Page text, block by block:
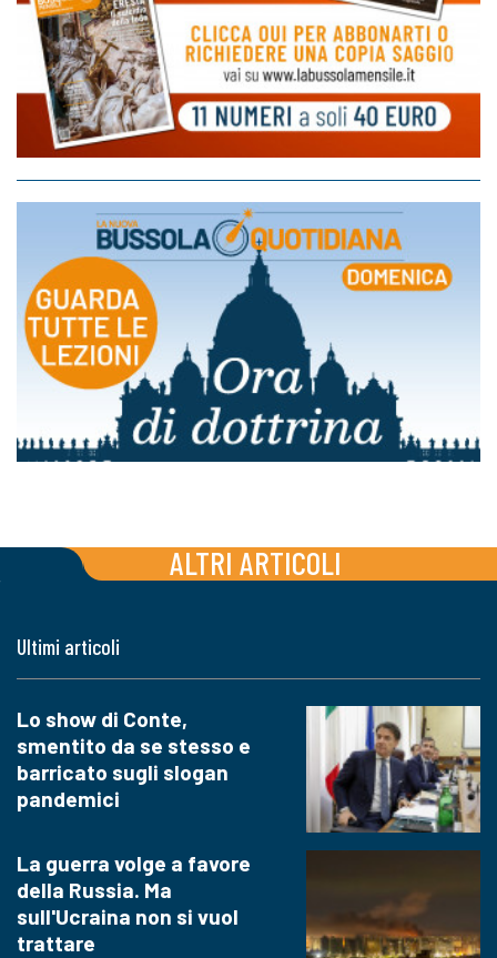
ALTRI ARTICOLI
Ultimi articoli
Lo show di Conte,
smentito da se stesso e
barricato sugli slogan
pandemici
La guerra volge a favore
della Russia. Ma
sull'Ucraina non si vuol
trattare